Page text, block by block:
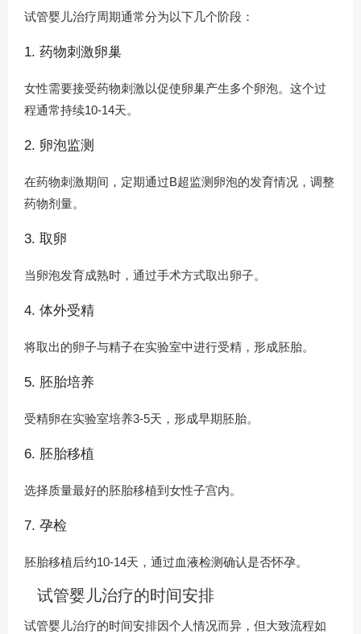
试管婴儿治疗周期通常分为以下几个阶段：
1. 药物刺激卵巢
女性需要接受药物刺激以促使卵巢产生多个卵泡。这个过
程通常持续10-14天。
2. 卵泡监测
在药物刺激期间，定期通过B超监测卵泡的发育情况，调整
药物剂量。
3. 取卵
当卵泡发育成熟时，通过手术方式取出卵子。
4. 体外受精
将取出的卵子与精子在实验室中进行受精，形成胚胎。
5. 胚胎培养
受精卵在实验室培养3-5天，形成早期胚胎。
6. 胚胎移植
选择质量最好的胚胎移植到女性子宫内。
7. 孕检
胚胎移植后约10-14天，通过血液检测确认是否怀孕。
试管婴儿治疗的时间安排
试管婴儿治疗的时间安排因个人情况而异，但大致流程如